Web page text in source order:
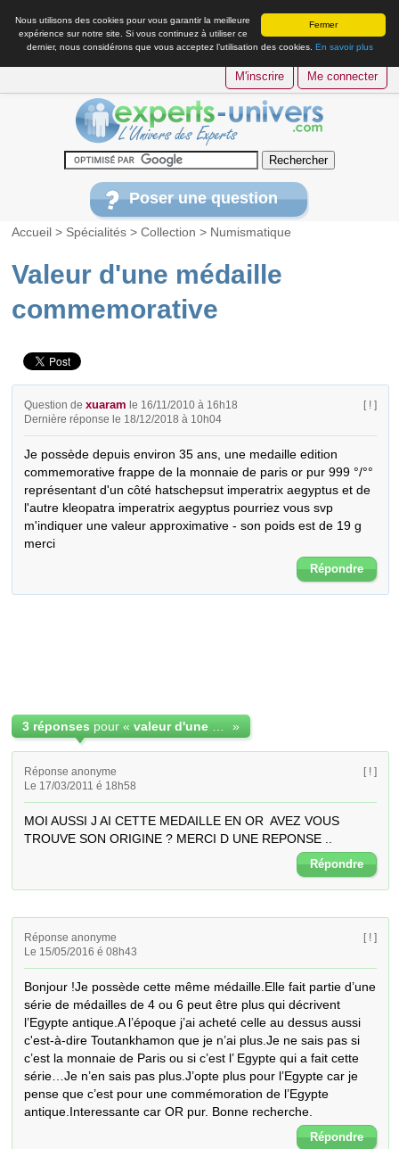
Fermer
Nous utilisons des cookies pour vous garantir la meilleure
expérience sur notre site. Si vous continuez à utiliser ce
dernier, nous considérons que vous acceptez l’utilisation des cookies. En savoir plus
M'inscrire Me connecter
Poser une question
Accueil > Spécialités >Collection > Numismatique
Valeur d'une médaille
commemorative
Question dexuaram le 16/11/2010 à 16h18
Dernière réponse le 18/12/2018 à 10h04
[ ! ]
Je possède depuis environ 35 ans, une medaille edition
commemorative frappe de la monnaie de paris or pur 999 °/°°
représentant d'un côté hatschepsut imperatrix aegyptus et de
l'autre kleopatra imperatrix aegyptus pourriez vous svp
m'indiquer une valeur approximative - son poids est de 19 g
merci
Répondre
3 réponses pour « »
Réponse anonyme
Le 17/03/2011 é 18h58
[ ! ]
MOI AUSSI J AI CETTE MEDAILLE EN OR  AVEZ VOUS
TROUVE SON ORIGINE ? MERCI D UNE REPONSE ..
Répondre
Réponse anonyme
Le 15/05/2016 é 08h43
[ ! ]
Bonjour !Je possède cette même médaille.Elle fait partie d’une
série de médailles de 4 ou 6 peut être plus qui décrivent
l’Egypte antique.A l’époque j’ai acheté celle au dessus aussi
c'est-à-dire Toutankhamon que je n’ai plus.Je ne sais pas si
c’est la monnaie de Paris ou si c’est l’ Egypte qui a fait cette
série…Je n’en sais pas plus.J’opte plus pour l’Egypte car je
pense que c’est pour une commémoration de l’Egypte
antique.Interessante car OR pur. Bonne recherche.
Répondre